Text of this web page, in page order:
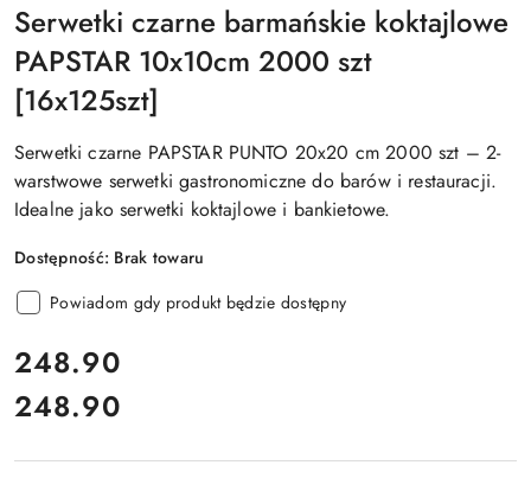
Serwetki czarne barmańskie koktajlowe
PAPSTAR 10x10cm 2000 szt
[16x125szt]
Serwetki czarne PAPSTAR PUNTO 20x20 cm 2000 szt – 2-
warstwowe serwetki gastronomiczne do barów i restauracji.
Idealne jako serwetki koktajlowe i bankietowe.
Dostępność: Brak towaru
Powiadom gdy produkt będzie dostępny
cena:
248.90
Cena:
248.90